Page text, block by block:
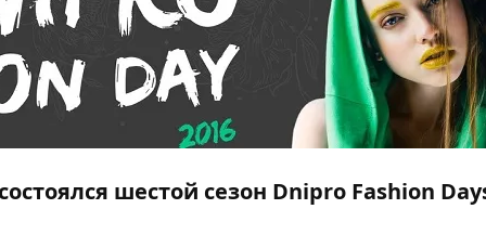
шестой сезон Dnipro Fashion